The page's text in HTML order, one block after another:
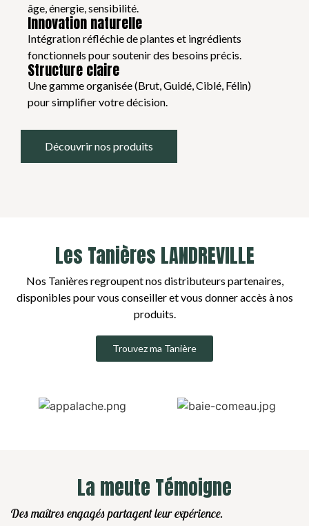
âge, énergie, sensibilité.
Innovation naturelle
Intégration réfléchie de plantes et ingrédients
fonctionnels pour soutenir des besoins précis.
Structure claire
Une gamme organisée (Brut, Guidé, Ciblé, Félin)
pour simplifier votre décision.
Découvrir nos produits
Les Tanières LANDREVILLE
Nos Tanières regroupent nos distributeurs partenaires,
disponibles pour vous conseiller et vous donner accès à nos
produits.
Trouvez ma Tanière
La meute Témoigne
Des maîtres engagés partagent leur expérience.